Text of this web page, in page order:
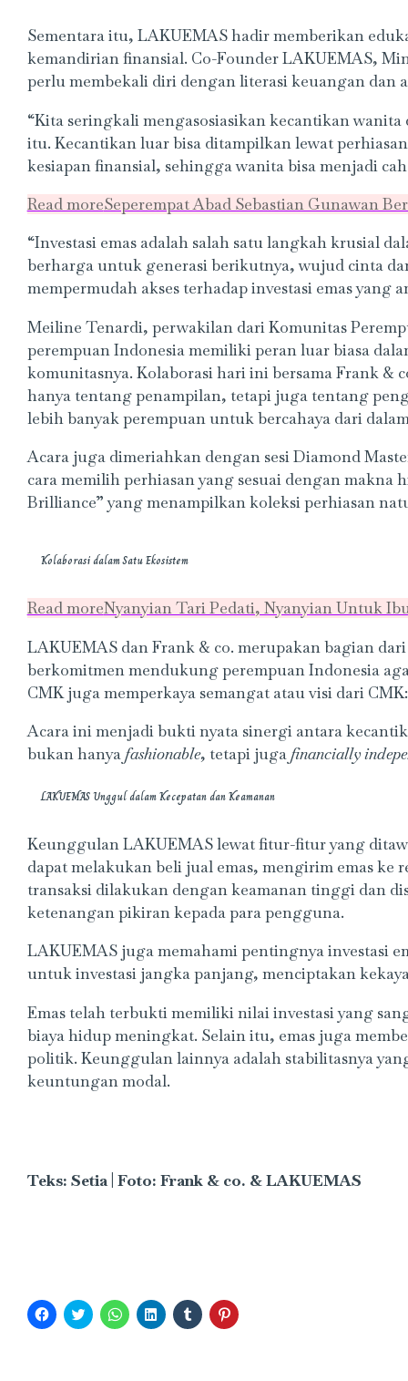
Sementara itu, LAKUEMAS hadir memberikan
kemandirian finansial. Co-Founder LAKUEMAS,
perlu membekali diri dengan literasi keuangan dan
“Kita seringkali mengasosiasikan kecantikan
itu. Kecantikan luar bisa ditampilkan lewat
kesiapan finansial, sehingga wanita bisa menjadi
Read moreSeperempat Abad Sebastian Gunawan
“Investasi emas adalah salah satu langkah krusial
berharga untuk generasi berikutnya, wujud cinta
mempermudah akses terhadap investasi emas
Meiline Tenardi, perwakilan dari Komunitas
perempuan Indonesia memiliki peran luar biasa
komunitasnya. Kolaborasi hari ini bersama Frank
hanya tentang penampilan, tetapi juga tentang
lebih banyak perempuan untuk bercahaya dari
Acara juga dimeriahkan dengan sesi Diamond
cara memilih perhiasan yang sesuai dengan makna
Brilliance” yang menampilkan koleksi perhiasan
Kolaborasi dalam Satu Ekosistem
Read moreNyanyian Tari Pedati, Nyanyian Untuk
LAKUEMAS dan Frank & co. merupakan bagian
berkomitmen mendukung perempuan Indonesia
CMK juga memperkaya semangat atau visi dari
Acara ini menjadi bukti nyata sinergi antara
bukan hanyafashionable, tetapi jugafinancially
LAKUEMAS Unggul dalam Kecepatan dan Keamanan
Keunggulan LAKUEMAS lewat fitur-fitur yang
dapat melakukan beli jual emas, mengirim emas ke
transaksi dilakukan dengan keamanan tinggi dan
ketenangan pikiran kepada para pengguna.
LAKUEMAS juga memahami pentingnya investasi
untuk investasi jangka panjang, menciptakan
Emas telah terbukti memiliki nilai investasi yang
biaya hidup meningkat. Selain itu, emas juga
politik. Keunggulan lainnya adalah stabilitasnya
keuntungan modal.
Teks: Setia | Foto: Frank & co. & LAKUEMAS
Click
to
Click
to
Click
to
Click
to
Click
to
Click
to